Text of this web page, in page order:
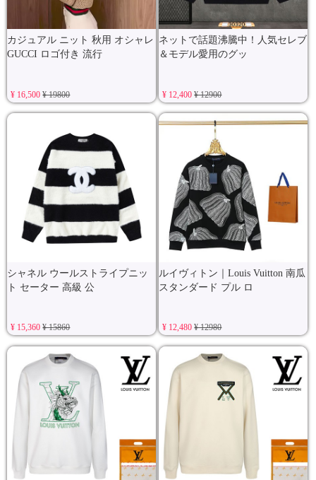
カジュアル ニット 秋用 オシャレ
GUCCI ロゴ付き 流行
¥ 16,500¥ 19800
ネットで話題沸騰中！人気セレブ
＆モデル愛用のグッ
¥ 12,400¥ 12900
シャネル ウールストライプニッ
ト セーター 高級 公
¥ 15,360¥ 15860
ルイヴィトン｜Louis Vuitton 南瓜
スタンダード プル ロ
¥ 12,480¥ 12980